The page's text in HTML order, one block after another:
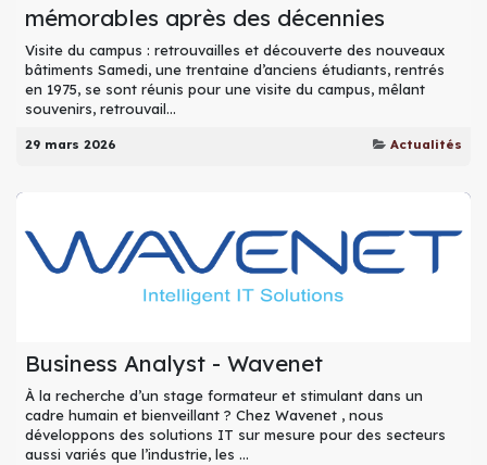
mémorables après des décennies
Visite du campus : retrouvailles et découverte des nouveaux
bâtiments Samedi, une trentaine d’anciens étudiants, rentrés
en 1975, se sont réunis pour une visite du campus, mêlant
souvenirs, retrouvail...
29 mars 2026 Actualités
Business Analyst - Wavenet
À la recherche d’un stage formateur et stimulant dans un
cadre humain et bienveillant ? Chez Wavenet , nous
développons des solutions IT sur mesure pour des secteurs
aussi variés que l’industrie, les ...